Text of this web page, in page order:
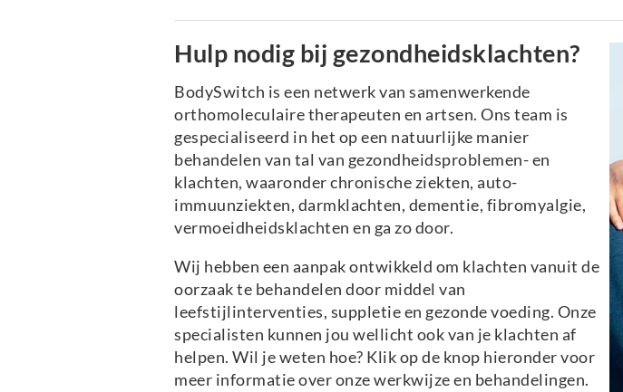
Hulp nodig bij gezondheidsklachten?
BodySwitch is een netwerk van samenwerkende
orthomoleculaire therapeuten en artsen. Ons team is
gespecialiseerd in het op een natuurlijke manier
behandelen van tal van gezondheidsproblemen- en
klachten, waaronder chronische ziekten, auto-
immuunziekten, darmklachten, dementie, fibromyalgie,
vermoeidheidsklachten en ga zo door.
Wij hebben een aanpak ontwikkeld om klachten vanuit de
oorzaak te behandelen door middel van
leefstijlinterventies, suppletie en gezonde voeding. Onze
specialisten kunnen jou wellicht ook van je klachten af
helpen. Wil je weten hoe? Klik op de knop hieronder voor
meer informatie over onze werkwijze en behandelingen.